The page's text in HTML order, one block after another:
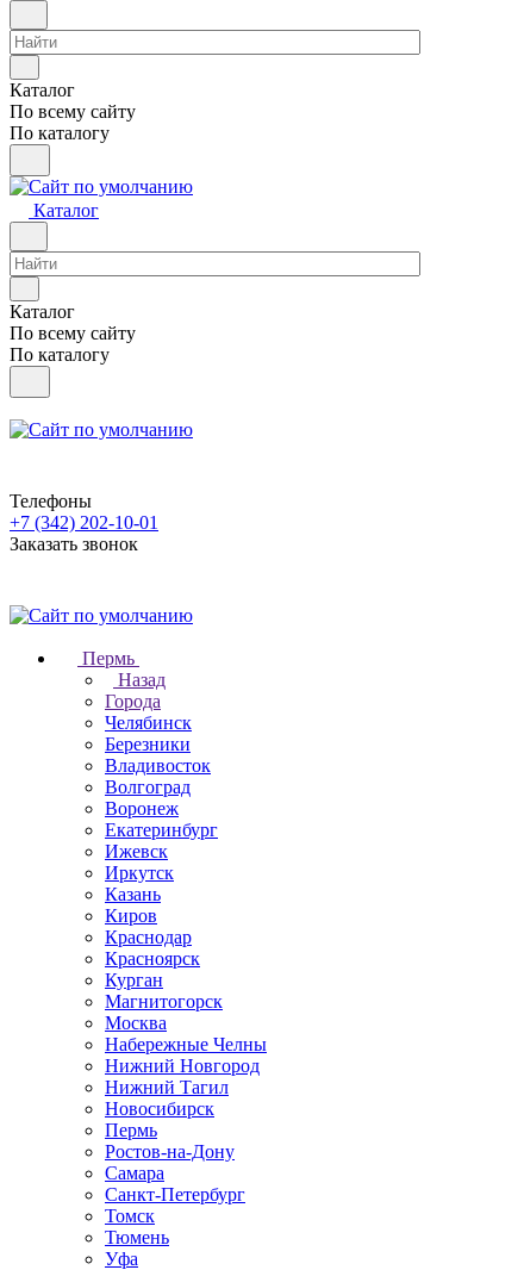
Каталог
По всему сайту
По каталогу
Каталог
Каталог
По всему сайту
По каталогу
Телефоны
+7 (342) 202-10-01
Заказать звонок
Пермь
Назад
Города
Челябинск
Березники
Владивосток
Волгоград
Воронеж
Екатеринбург
Ижевск
Иркутск
Казань
Киров
Краснодар
Красноярск
Курган
Магнитогорск
Москва
Набережные Челны
Нижний Новгород
Нижний Тагил
Новосибирск
Пермь
Ростов-на-Дону
Самара
Санкт-Петербург
Томск
Тюмень
Уфа